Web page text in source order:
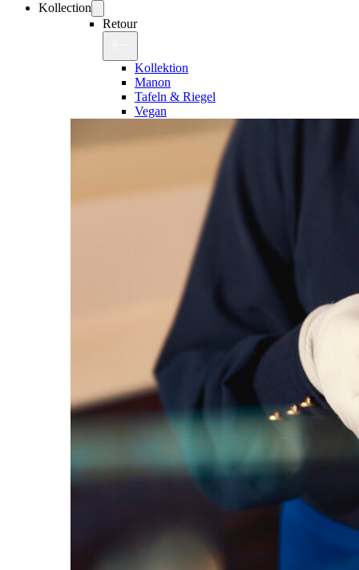
Kollection
Retour
Kollektion
Manon
Tafeln & Riegel
Vegan